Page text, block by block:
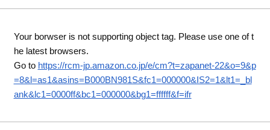
Your borwser is not supporting object tag. Please use one of t
he latest browsers.
Go to https://rcm-jp.amazon.co.jp/e/cm?t=zapanet-22&o=9&p
=8&l=as1&asins=B000BN981S&fc1=000000&IS2=1&lt1=_bl
ank&lc1=0000ff&bc1=000000&bg1=ffffff&f=ifr